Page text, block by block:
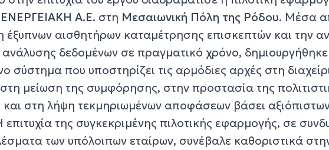
ΕΝΕΡΓΕΙΑΚΗ Α.Ε. στη Μεσαιωνική Πόλη της Ρόδου. Μέσα
έξυπνων αισθητήρων καταμέτρησης επισκεπτών και την
δεδομένων σε πραγματικό χρόνο,
σύστημα που υποστηρίζει τις αρμόδιες αρχές στη
μείωση της συμφόρησης, στην προστασία της
και στη λήψη τεκμηριωμένων αποφάσεων βάσει
της συγκεκριμένης πιλοτικής εφαρμογής, σε
των υπόλοιπων εταίρων, συνέβαλε καθοριστικά